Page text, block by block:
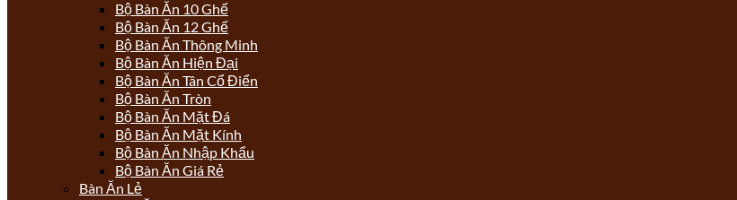
Bộ Bàn Ăn 10 Ghế
Bộ Bàn Ăn 12 Ghế
Bộ Bàn Ăn Thông Minh
Bộ Bàn Ăn Hiện Đại
Bộ Bàn Ăn Tân Cổ Điển
Bộ Bàn Ăn Tròn
Bộ Bàn Ăn Mặt Đá
Bộ Bàn Ăn Mặt Kính
Bộ Bàn Ăn Nhập Khẩu
Bộ Bàn Ăn Giá Rẻ
Bàn Ăn Lẻ